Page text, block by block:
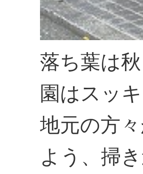
落ち葉は
園はスッ
地元の方
よう、掃